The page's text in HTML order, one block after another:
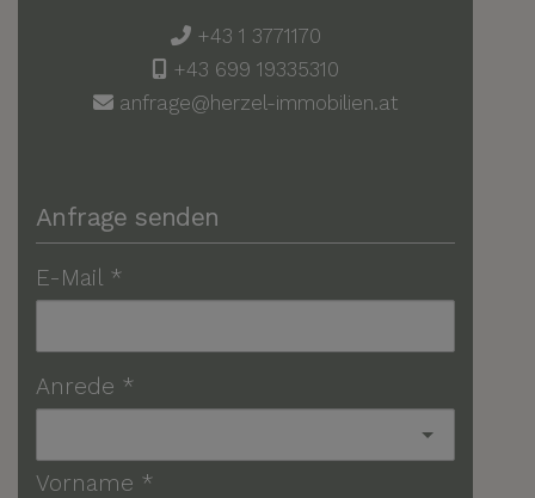
+43 1 3771170
+43 699 19335310
anfrage@herzel-immobilien.at
Anfrage senden
E-Mail
Anrede
Vorname